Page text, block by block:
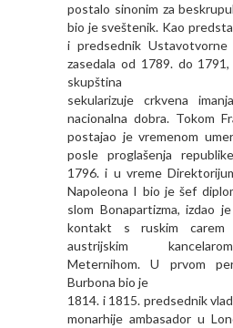
postalo sinonim za
bio je sveštenik. Kao
i predsednik
zasedala od 1789. do
skupština
sekularizuje crkvena
nacionalna dobra. Tokom
postajao je vremenom
posle proglašenja
1796. i u vreme
Napoleona I bio je šef
slom Bonapartizma, izdao
kontakt s ruskim
austrijskim
Meternihom. U prvom
Burbona bio je
1814. i 1815. predsednik
monarhije ambasador u